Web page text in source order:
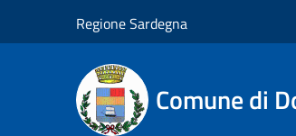
Regione Sardegna
Comune di